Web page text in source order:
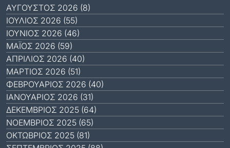
ΑΎΓΟΥΣΤΟΣ 2026 (8)
ΙΟΎΛΙΟΣ 2026 (55)
ΙΟΎΝΙΟΣ 2026 (46)
ΜΆΙΟΣ 2026 (59)
ΑΠΡΊΛΙΟΣ 2026 (40)
ΜΆΡΤΙΟΣ 2026 (51)
ΦΕΒΡΟΥΆΡΙΟΣ 2026 (40)
ΙΑΝΟΥΆΡΙΟΣ 2026 (31)
ΔΕΚΈΜΒΡΙΟΣ 2025 (64)
ΝΟΈΜΒΡΙΟΣ 2025 (65)
ΟΚΤΏΒΡΙΟΣ 2025 (81)